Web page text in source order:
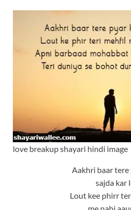
love breakup shayari hindi image
Aakhri baar tere
sajda kar
Lout kee phirr